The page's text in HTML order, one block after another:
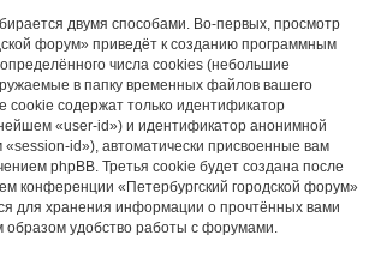
двумя способами. Во-первых, просмотр
форум» приведёт к созданию программным
числа cookies (небольшие
в папку временных файлов вашего
cookie содержат только идентификатор
«user-id») и идентификатор анонимной
id»), автоматически присвоенные вам
phpBB. Третья cookie будет создана после
конференции «Петербургский городской форум»
для хранения информации о прочтённых вами
удобство работы с форумами.